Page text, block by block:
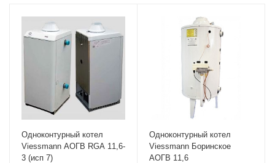
Одноконтурный котел
Viessmann АОГВ RGA 11,6-
3 (исп 7)
Одноконтурный котел
Viessmann Боринское
АОГВ 11,6